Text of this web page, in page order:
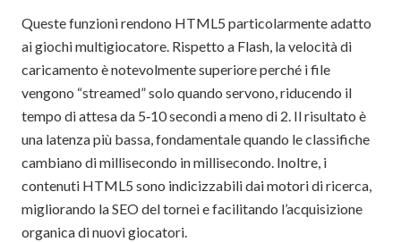
Queste funzioni rendono HTML5 particolarmente adatto
ai giochi multigiocatore. Rispetto a Flash, la velocità di
caricamento è notevolmente superiore perché i file
vengono “streamed” solo quando servono, riducendo il
tempo di attesa da 5‑10 secondi a meno di 2. Il risultato è
una latenza più bassa, fondamentale quando le classifiche
cambiano di millisecondo in millisecondo. Inoltre, i
contenuti HTML5 sono indicizzabili dai motori di ricerca,
migliorando la SEO del tornei e facilitando l’acquisizione
organica di nuovi giocatori.